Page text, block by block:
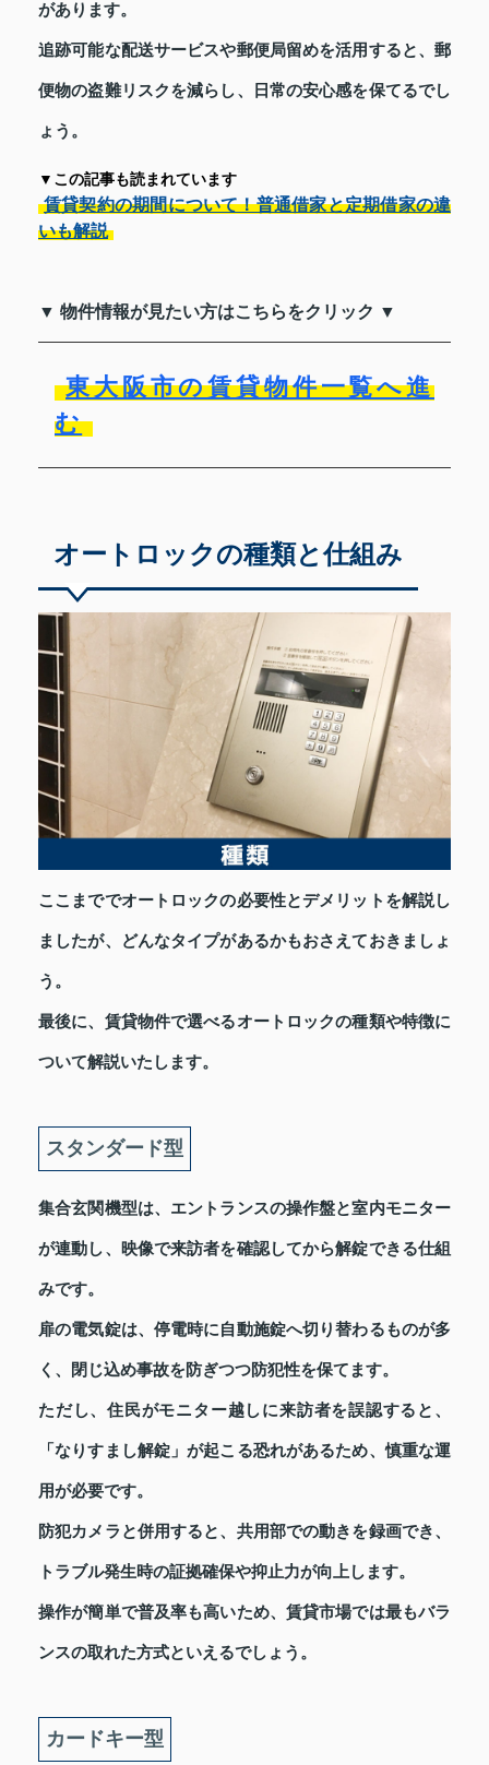
があります。
追跡可能な配送サービスや郵便局留めを活用すると、郵
便物の盗難リスクを減らし、日常の安心感を保てるでし
ょう。
▼この記事も読まれています
賃貸契約の期間について！普通借家と定期借家の違
いも解説
▼ 物件情報が見たい方はこちらをクリック ▼
東大阪市の賃貸物件一覧へ進
む
オートロックの種類と仕組み
ここまででオートロックの必要性とデメリットを解説し
ましたが、どんなタイプがあるかもおさえておきましょ
う。
最後に、賃貸物件で選べるオートロックの種類や特徴に
ついて解説いたします。
スタンダード型
集合玄関機型は、エントランスの操作盤と室内モニター
が連動し、映像で来訪者を確認してから解錠できる仕組
みです。
扉の電気錠は、停電時に自動施錠へ切り替わるものが多
く、閉じ込め事故を防ぎつつ防犯性を保てます。
ただし、住民がモニター越しに来訪者を誤認すると、
「なりすまし解錠」が起こる恐れがあるため、慎重な運
用が必要です。
防犯カメラと併用すると、共用部での動きを録画でき、
トラブル発生時の証拠確保や抑止力が向上します。
操作が簡単で普及率も高いため、賃貸市場では最もバラ
ンスの取れた方式といえるでしょう。
カードキー型